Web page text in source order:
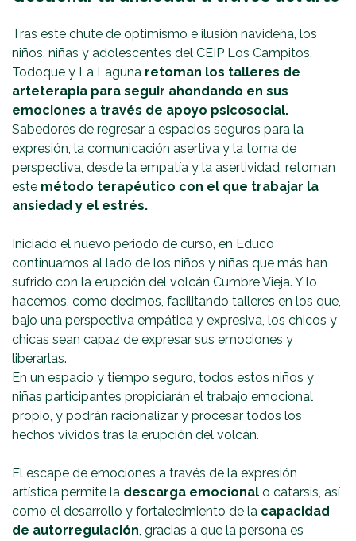
Tras este chute de optimismo e ilusión navideña, los
niños, niñas y adolescentes del CEIP Los Campitos,
Todoque y La Laguna retoman los talleres de
arteterapia para seguir ahondando en sus
emociones a través de apoyo psicosocial.
Sabedores de regresar a espacios seguros para la
expresión, la comunicación asertiva y la toma de
perspectiva, desde la empatía y la asertividad, retoman
este método terapéutico con el que trabajar la
ansiedad y el estrés.
Iniciado el nuevo periodo de curso, en Educo
continuamos al lado de los niños y niñas que más han
sufrido con la erupción del volcán Cumbre Vieja. Y lo
hacemos, como decimos, facilitando talleres en los que,
bajo una perspectiva empática y expresiva, los chicos y
chicas sean capaz de expresar sus emociones y
liberarlas.
En un espacio y tiempo seguro, todos estos niños y
niñas participantes propiciarán el trabajo emocional
propio, y podrán racionalizar y procesar todos los
hechos vividos tras la erupción del volcán.
El escape de emociones a través de la expresión
artística permite la descarga emocional o catarsis, así
como el desarrollo y fortalecimiento de la capacidad
de autorregulación, gracias a que la persona es